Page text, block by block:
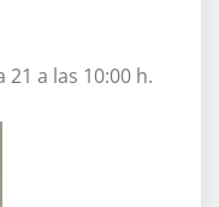
a las 10:00 h.